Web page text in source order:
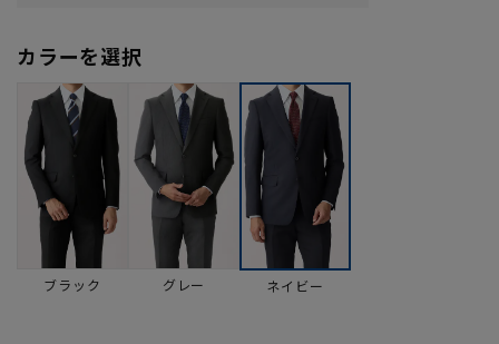
カラーを選択
ブラック グレー ネイビー